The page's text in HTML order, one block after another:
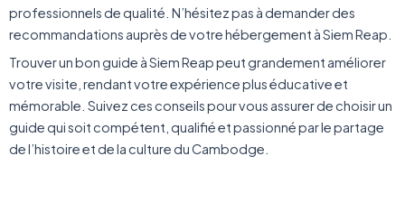
professionnels de qualité. N’hésitez pas à demander des
recommandations auprès de votre hébergement à Siem Reap.
Trouver un bon guide à Siem Reap peut grandement améliorer
votre visite, rendant votre expérience plus éducative et
mémorable. Suivez ces conseils pour vous assurer de choisir un
guide qui soit compétent, qualifié et passionné par le partage
de l’histoire et de la culture du Cambodge.